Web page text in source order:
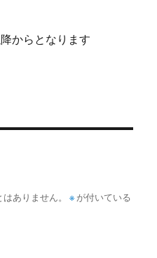
からとなります
ありません。 ※ が付いている